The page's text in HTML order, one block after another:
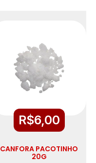
R$6,00
CANFORA PACOTINHO
20G